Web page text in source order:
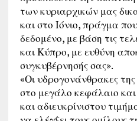
των κυριαρχικών μας
και στο Ιόνιο, πράγμα
δεδομένο, με βάση τις
και Κύπρο, με ευθύνη
συγκυβέρνησής σας».
«Οι υδρογονάνθρακες
στο μεγάλο κεφάλαιο
και αδιευκρίνιστου